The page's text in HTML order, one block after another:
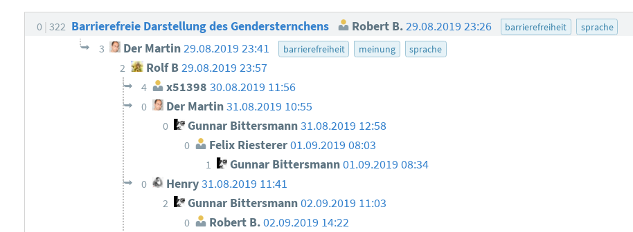
0 322 Barrierefreie Darstellung des Gendersternchens Robert B.29.08.2019 23:26 barrierefreiheit sprache
3 Der Martin29.08.2019 23:41 barrierefreiheit meinung sprache
2 Rolf B29.08.2019 23:57
4 x51398 30.08.2019 11:56
0 Der Martin31.08.2019 10:55
0 Gunnar Bittersmann31.08.2019 12:58
0 Felix Riesterer 01.09.2019 08:03
1 Gunnar Bittersmann01.09.2019 08:34
0 Henry31.08.2019 11:41
2 Gunnar Bittersmann02.09.2019 11:03
0 Robert B. 02.09.2019 14:22